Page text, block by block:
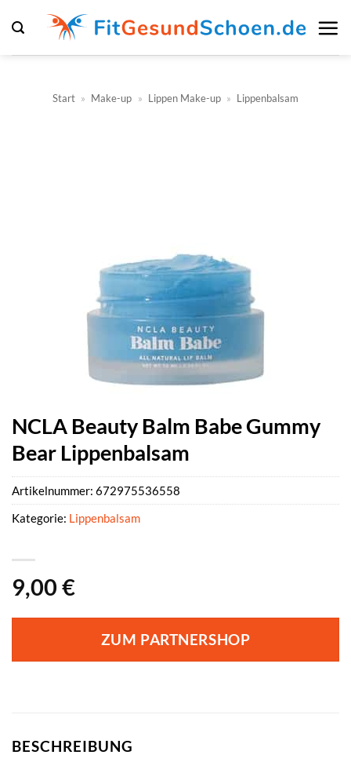
Inhalt
springen
Start » Make-up » Lippen Make-up » Lippenbalsam
NCLA Beauty Balm Babe Gummy
Bear Lippenbalsam
9,00 €
ZUM PARTNERSHOP
Artikelnummer: 672975536558
Kategorie: Lippenbalsam
BESCHREIBUNG